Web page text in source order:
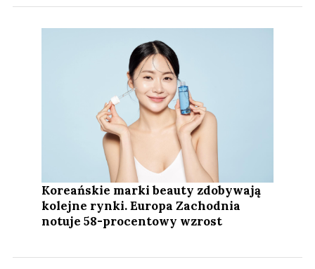
Koreańskie marki beauty zdobywają
kolejne rynki. Europa Zachodnia
notuje 58-procentowy wzrost